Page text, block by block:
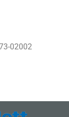
02002